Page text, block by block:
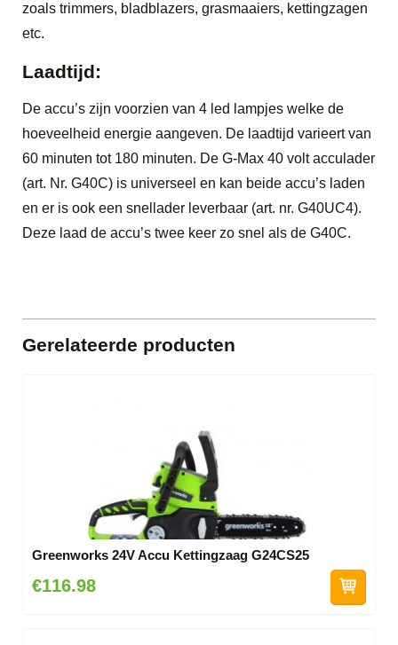
zoals trimmers, bladblazers, grasmaaiers, kettingzagen
etc.
Laadtijd:
De accu’s zijn voorzien van 4 led lampjes welke de
hoeveelheid energie aangeven. De laadtijd varieert van
60 minuten tot 180 minuten. De G-Max 40 volt acculader
(art. Nr. G40C) is universeel en kan beide accu’s laden
en er is ook een snellader leverbaar (art. nr. G40UC4).
Deze laad de accu’s twee keer zo snel als de G40C.
Gerelateerde producten
Greenworks 24V Accu Kettingzaag G24CS25
€116.98